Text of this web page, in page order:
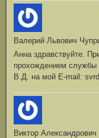
Валерий Львович
Анна здравствуйте.
прохождением службы
В.Д. на мой Е-mail:
Виктор